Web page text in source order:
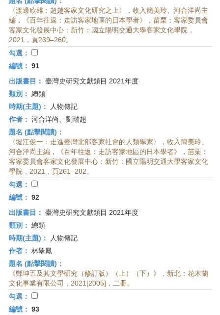
〈渡邊欣雄：超越客家文化研究之上〉，收入簡美玲、河合洋尚主
編，《百年往返：走訪客家地區的日本學者》，苗栗：客家委員會
客家文化發展中心；新竹：國立陽明交通大學客家文化學院，
2021，頁239–260。
勾選：
編號： 91
出版書目： 臺灣史研究文獻類目 2021年度
類別： 總類
時期(主題)：
人物傳記
作者： 河合洋尚、劉瑞超
題名 (點擊閱讀)：
〈堀江俊一：走進臺灣北部客家社會的人類學家〉，收入簡美玲、
河合洋尚主編，《百年往返：走訪客家地區的日本學者》，苗栗：
客家委員會客家文化發展中心；新竹：國立陽明交通大學客家文化
學院，2021，頁261–282。
勾選：
編號： 92
出版書目： 臺灣史研究文獻類目 2021年度
類別： 總類
時期(主題)：
人物傳記
作者： 林翠鳳
題名 (點擊閱讀)：
《鄭坤五及其文學研究（修訂版）（上）（下）》，新北：花木蘭
文化事業有限公司，2021[2005]，二冊。
勾選：
編號： 93